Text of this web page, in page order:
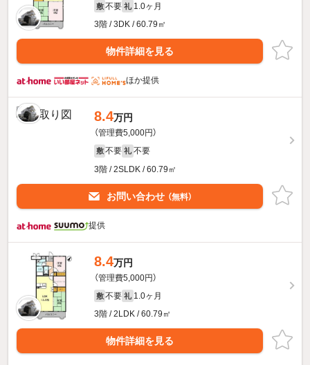
敷 不要 礼 1.0ヶ月
3階 / 3DK / 60.79㎡
物件詳細を見る
ほか提供
8.4万円
（管理費5,000円）
敷 不要 礼 不要
3階 / 2SLDK / 60.79㎡
お問い合わせ （無料）
提供
8.4万円
（管理費5,000円）
敷 不要 礼 1.0ヶ月
3階 / 2LDK / 60.79㎡
物件詳細を見る